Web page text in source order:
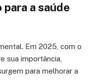
a saúde
Em 2025, com o
sua importância,
para melhorar a